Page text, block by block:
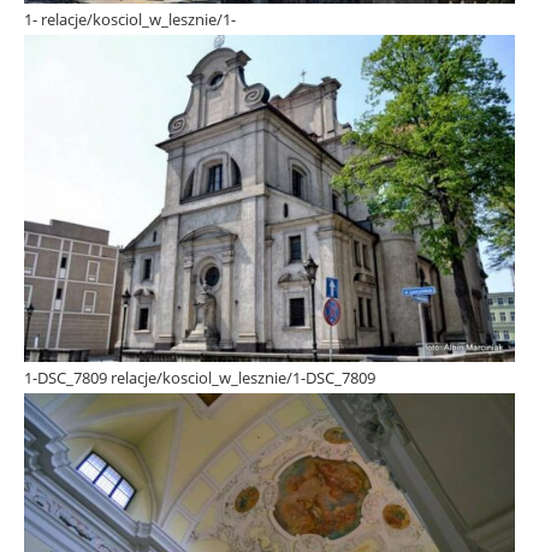
1- relacje/kosciol_w_lesznie/1-
1-DSC_7809 relacje/kosciol_w_lesznie/1-DSC_7809